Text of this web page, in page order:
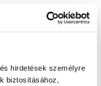
hirdetések személyre
biztosításához,